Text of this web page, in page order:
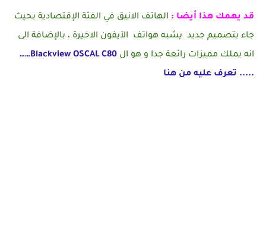
قد يهمك هذا أيضا : الهاتف الانيق في الفئة الإقتصادية بحيث
جاء بتصميم جديد يشبه هواتف الآيفون الاخيرة ، بالإضافة الى
انه يملك مميزات رائعة جدا و هو ال Blackview OSCAL C80
……
..... تعرف عليه من هنا